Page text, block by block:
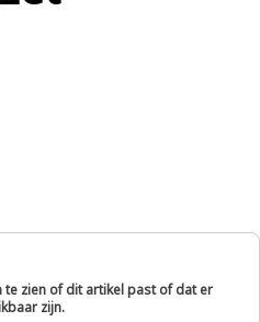
zien of dit artikel past of dat er
zijn.